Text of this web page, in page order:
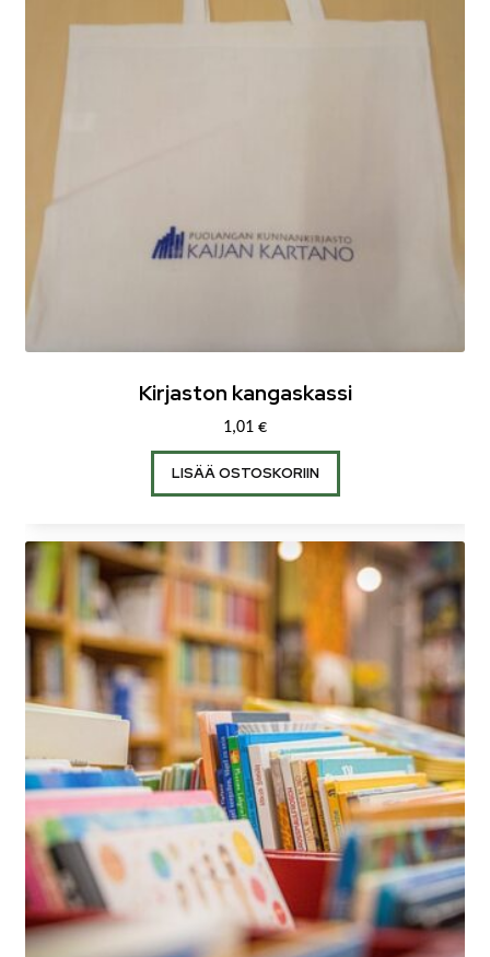
Kirjaston kangaskassi
1,01 €
LISÄÄ OSTOSKORIIN